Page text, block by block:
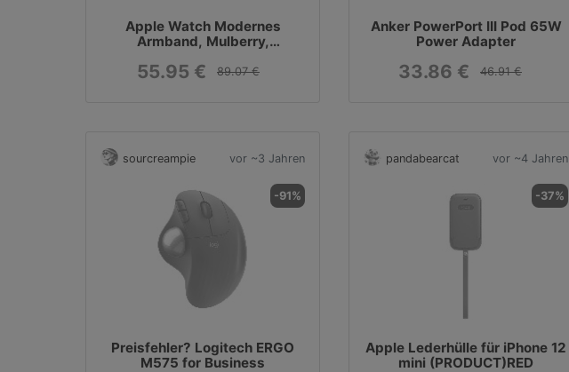
Apple Watch Modernes
Armband, Mulberry,
55.95 € 89.07 €
Anker PowerPort III Pod 65W
Power Adapter
33.86 € 46.91 €
sourcreampie vor ~3 Jahren
-91%
Preisfehler? Logitech ERGO
M575 for Business
pandabearcat vor ~4 Jahren
-37%
Apple Lederhülle für iPhone 12
mini (PRODUCT)RED